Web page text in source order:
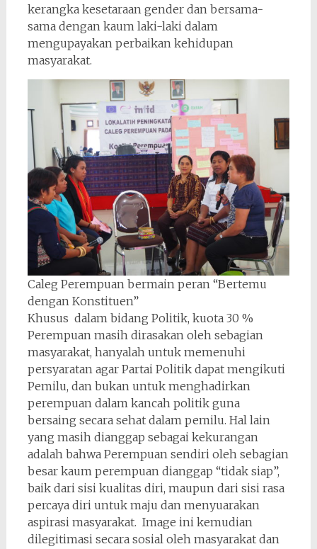
kerangka kesetaraan gender dan bersama-
sama dengan kaum laki-laki dalam
mengupayakan perbaikan kehidupan
masyarakat.
Caleg Perempuan bermain peran “Bertemu
dengan Konstituen”
Khusus dalam bidang Politik, kuota 30 %
Perempuan masih dirasakan oleh sebagian
masyarakat, hanyalah untuk memenuhi
persyaratan agar Partai Politik dapat mengikuti
Pemilu, dan bukan untuk menghadirkan
perempuan dalam kancah politik guna
bersaing secara sehat dalam pemilu. Hal lain
yang masih dianggap sebagai kekurangan
adalah bahwa Perempuan sendiri oleh sebagian
besar kaum perempuan dianggap “tidak siap”,
baik dari sisi kualitas diri, maupun dari sisi rasa
percaya diri untuk maju dan menyuarakan
aspirasi masyarakat. Image ini kemudian
dilegitimasi secara sosial oleh masyarakat dan